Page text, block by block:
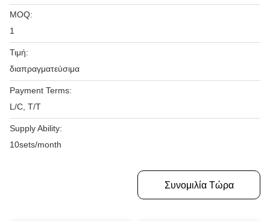
MOQ:
1
Τιμή:
διαπραγματεύσιμα
Payment Terms:
L/C, T/T
Supply Ability:
10sets/month
Συνομιλία Τώρα